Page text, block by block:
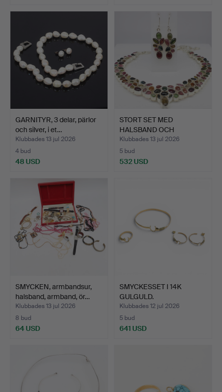
GARNITYR, 3 delar, pärlor
och silver, i et…
Klubbades 13 jul 2026
4 bud
48 USD
STORT SET MED
HALSBAND OCH
ÖRHÄNGEN I TURM…
Klubbades 13 jul 2026
5 bud
532 USD
SMYCKEN, armbandsur,
halsband, armband, ör…
Klubbades 13 jul 2026
8 bud
64 USD
SMYCKESSET I 14K
GULGULD.
Klubbades 12 jul 2026
5 bud
641 USD